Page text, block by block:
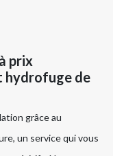
prix
hydrofuge de
grâce au
un service qui vous